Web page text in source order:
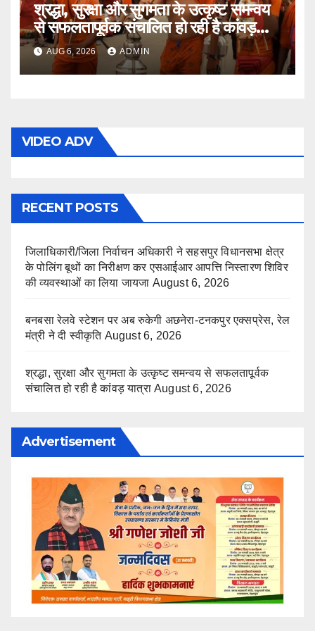
श्रद्धा, सुरक्षा और सुगमता के उत्कृष्ट समन्वय
से सफलतापूर्वक संचालित हो रही है कांवड़
यात्रा
AUG 6, 2026 ADMIN
VIDEO ADV
RECENT POSTS
जिलाधिकारी/जिला निर्वाचन अधिकारी ने सहसपुर विधानसभा क्षेत्र
के पोलिंग बूथों का निरीक्षण कर एसआईआर आपत्ति निस्तारण शिविर
की व्यवस्थाओं का लिया जायजा August 6, 2026
बनबसा रेलवे स्टेशन पर अब रुकेगी अछनेरा-टनकपुर एक्सप्रेस, रेल
मंत्री ने दी स्वीकृति August 6, 2026
श्रद्धा, सुरक्षा और सुगमता के उत्कृष्ट समन्वय से सफलतापूर्वक
संचालित हो रही है कांवड़ यात्रा August 6, 2026
Advertisement